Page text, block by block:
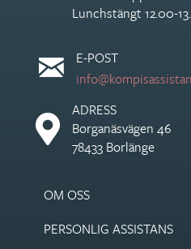
Lunchstängt 12.00-
E-POST
ADRESS
Borganäsvägen 46
78433 Borlänge
OM OSS
PERSONLIG ASSISTANS